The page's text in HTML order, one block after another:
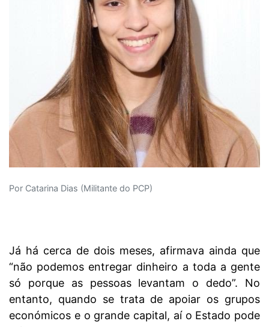
Por Catarina Dias (Militante do PCP)
Já há cerca de dois meses, afirmava ainda que
“não podemos entregar dinheiro a toda a gente
só porque as pessoas levantam o dedo”. No
entanto, quando se trata de apoiar os grupos
económicos e o grande capital, aí o Estado pode